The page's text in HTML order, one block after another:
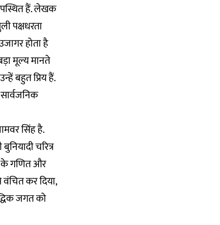
हैं. लेखक
पक्षधरता
होता है
मूल्य मानते
बहुत प्रिय हैं.
सिंह है.
चरित्र
के गणित और
कर दिया,
जगत को